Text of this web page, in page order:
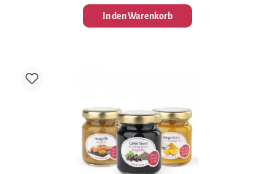
In den Warenkorb